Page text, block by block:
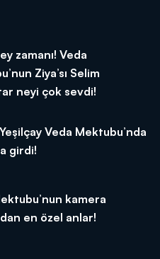
zamanı! Veda
Ziya’sı Selim
neyi çok sevdi!
Veda Mektubu’nda
girdi!
kamera
en özel anlar!